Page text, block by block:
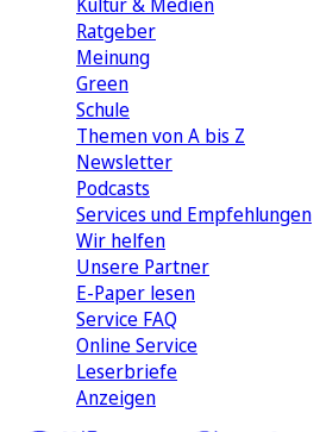
Ratgeber
Meinung
Green
Schule
Themen von A bis Z
Newsletter
Podcasts
Services und Empfehlungen
Wir helfen
Unsere Partner
E-Paper lesen
Service FAQ
Online Service
Leserbriefe
Anzeigen